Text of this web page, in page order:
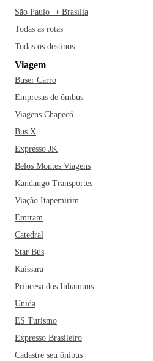
São Paulo ➝ Brasília
Todas as rotas
Todas os destinos
Viagem
Buser Carro
Empresas de ônibus
Viagens Chapecó
Bus X
Expresso JK
Belos Montes Viagens
Kandango Transportes
Viação Itapemirim
Emtram
Catedral
Star Bus
Kaissara
Princesa dos Inhamuns
Unida
ES Turismo
Expresso Brasileiro
Cadastre seu ônibus